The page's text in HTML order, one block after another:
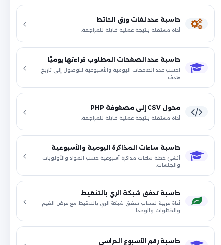
حاسبة عدد لفات ورق الحائط
أداة مستقلة بنتيجة عملية قابلة للمراجعة.
حاسبة عدد الصفحات المطلوب قراءتها يوميًا
احسب عدد الصفحات اليومية والأسبوعية للوصول إلى تاريخ
هدف.
محول CSV إلى مصفوفة PHP
أداة مستقلة بنتيجة عملية قابلة للمراجعة.
حاسبة ساعات المذاكرة اليومية والأسبوعية
أنشئ خطة ساعات مذاكرة أسبوعية حسب المواد والأولويات
والجلسات.
حاسبة تدفق شبكة الري بالتنقيط
أداة عربية لحساب تدفق شبكة الري بالتنقيط مع عرض القيم
والخطوات والوحدا…
حاسبة رقم الأسبوع الدراسي